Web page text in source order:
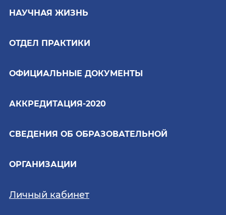
НАУЧНАЯ ЖИЗНЬ
ОТДЕЛ ПРАКТИКИ
ОФИЦИАЛЬНЫЕ ДОКУМЕНТЫ
АККРЕДИТАЦИЯ-2020
СВЕДЕНИЯ ОБ ОБРАЗОВАТЕЛЬНОЙ
ОРГАНИЗАЦИИ
Личный кабинет